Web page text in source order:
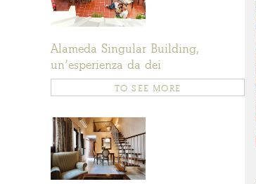
Alameda Singular Building,
un’esperienza da dei
TO SEE MORE